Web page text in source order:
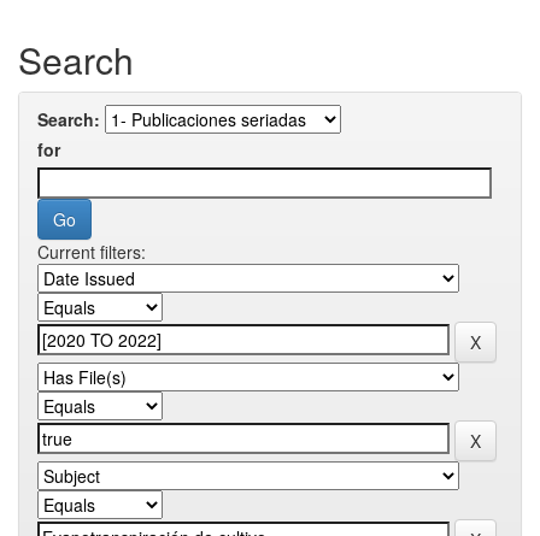
Search
Search:
for
Current filters: